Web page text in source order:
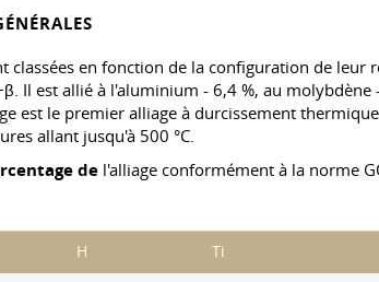
classées en fonction de la configuration de
Il est allié à l'aluminium - 6,4 %, au
est le premier alliage à durcissement
allant jusqu'à 500 °C.
de l'alliage conformément à la norme
H Ti